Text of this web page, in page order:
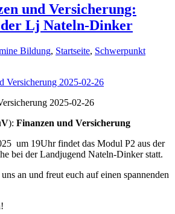
und Versicherung:
der Lj Nateln-Dinker
Bildung, Startseite, Schwerpunkt
2025-02-26
): Finanzen und Versicherung
um 19Uhr findet das Modul P2 aus der
bei der Landjugend Nateln-Dinker statt.
an und freut euch auf einen spannenden